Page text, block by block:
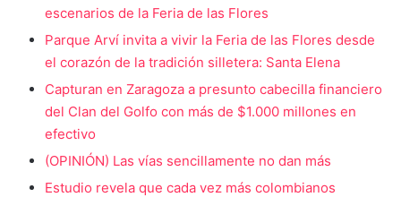
escenarios de la Feria de las Flores
Parque Arví invita a vivir la Feria de las Flores desde
el corazón de la tradición silletera: Santa Elena
Capturan en Zaragoza a presunto cabecilla financiero
del Clan del Golfo con más de $1.000 millones en
efectivo
(OPINIÓN) Las vías sencillamente no dan más
Estudio revela que cada vez más colombianos